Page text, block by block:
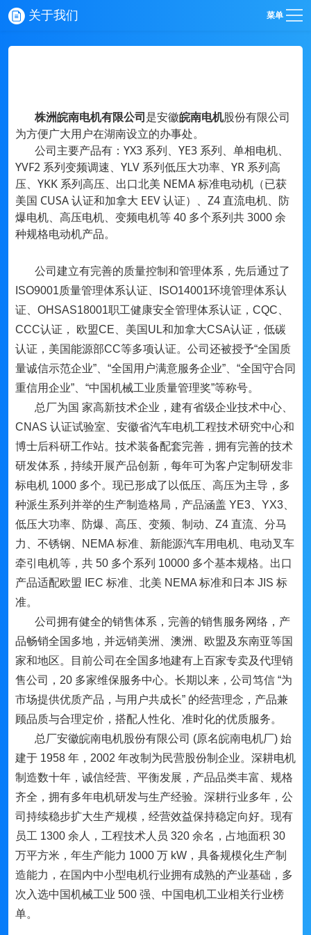
关于我们 菜单
株洲皖南电机有限公司是安徽皖南电机股份有限公司
为方便广大用户在湖南设立的办事处。
公司主要产品有：YX3 系列、YE3 系列、单相电机、
YVF2 系列变频调速、YLV 系列低压大功率、YR 系列高
压、YKK 系列高压、出口北美 NEMA 标准电动机（已获
美国 CUSA 认证和加拿大 EEV 认证）、Z4 直流电机、防
爆电机、高压电机、变频电机等 40 多个系列共 3000 余
种规格电动机产品。
公司建立有完善的质量控制和管理体系，先后通过了
ISO9001质量管理体系认证、ISO14001环境管理体系认
证、OHSAS18001职工健康安全管理体系认证，CQC、
CCC认证， 欧盟CE、美国UL和加拿大CSA认证，低碳
认证，美国能源部CC等多项认证。公司还被授予“全国质
量诚信示范企业”、“全国用户满意服务企业”、“全国守合同
重信用企业”、“中国机械工业质量管理奖”等称号。
总厂为国 家高新技术企业，建有省级企业技术中心、
CNAS 认证试验室、安徽省汽车电机工程技术研究中心和
博士后科研工作站。技术装备配套完善，拥有完善的技术
研发体系，持续开展产品创新，每年可为客户定制研发非
标电机 1000 多个。现已形成了以低压、高压为主导，多
种派生系列并举的生产制造格局，产品涵盖 YE3、YX3、
低压大功率、防爆、高压、变频、制动、Z4 直流、分马
力、不锈钢、NEMA 标准、新能源汽车用电机、电动叉车
牵引电机等，共 50 多个系列 10000 多个基本规格。出口
产品适配欧盟 IEC 标准、北美 NEMA 标准和日本 JIS 标
准。
公司拥有健全的销售体系，完善的销售服务网络，产
品畅销全国多地，并远销美洲、澳洲、欧盟及东南亚等国
家和地区。目前公司在全国多地建有上百家专卖及代理销
售公司，20 多家维保服务中心。长期以来，公司笃信 “为
市场提供优质产品，与用户共成长” 的经营理念，产品兼
顾品质与合理定价，搭配人性化、准时化的优质服务。
总厂安徽皖南电机股份有限公司 (原名皖南电机厂) 始
建于 1958 年，2002 年改制为民营股份制企业。深耕电机
制造数十年，诚信经营、平衡发展，产品品类丰富、规格
齐全，拥有多年电机研发与生产经验。深耕行业多年，公
司持续稳步扩大生产规模，经营效益保持稳定向好。现有
员工 1300 余人，工程技术人员 320 余名，占地面积 30
万平方米，年生产能力 1000 万 kW，具备规模化生产制
造能力，在国内中小型电机行业拥有成熟的产业基础，多
次入选中国机械工业 500 强、中国电机工业相关行业榜
单。